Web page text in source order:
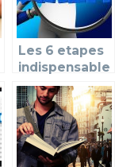
Les 6 etapes
indispensable
s pour reussir
une prise de
contact
commercial